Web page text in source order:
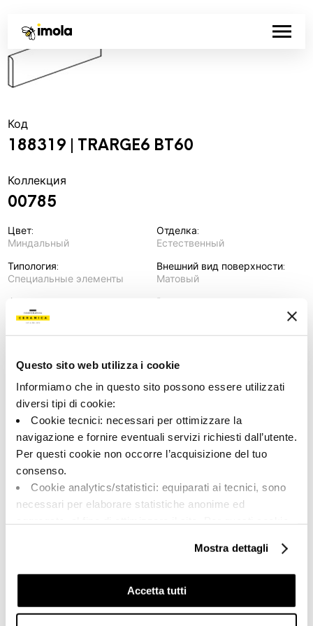
Questo sito web utilizza i cookie
Informiamo che in questo sito possono essere utilizzati
diversi tipi di cookie:
Cookie tecnici: necessari per ottimizzare la
navigazione e fornire eventuali servizi richiesti dall’utente.
Per questi cookie non occorre l’acquisizione del tuo
consenso.
Cookie analytics/statistici: equiparati ai tecnici, sono
necessari per elaborare statistiche anonime ed
Cookie di profilazione/marketing: sono utilizzati, solo
previo tuo consenso, per esaminare le tue abitudini di
navigazione e mostrarti quindi avvisi pubblicitari mirati, in
linea con le tue preferenze.
Mostra dettagli
Accetta tutti
Код
188319 | TRARGE6 BT60
Коллекция
00785
Цвет:
Миндальный
Типология:
Специальные элементы
Формат:
6.0x60.0
Отделка:
Естественный
Внешний вид поверхности:
Матовый
Разнотон:
Единица измерения:
Share:
Via Vittorio Veneto, 13 - 40026 Imola (BO)